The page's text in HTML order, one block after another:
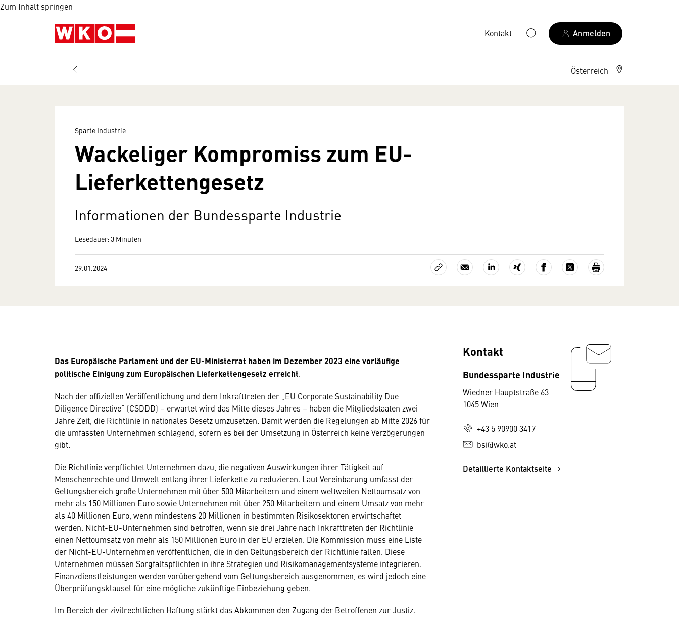
Zum Inhalt springen
Kontakt Anmelden
Österreich
Sparte Industrie
Wackeliger Kompromiss zum EU-
Lieferkettengesetz
Informationen der Bundessparte Industrie
Lesedauer: 3 Minuten
29.01.2024
Das Europäische Parlament und der EU-Ministerrat haben im Dezember 2023 eine vorläufige
politische Einigung zum Europäischen Lieferkettengesetz erreicht.
Nach der offiziellen Veröffentlichung und dem Inkrafttreten der „EU Corporate Sustainability Due
Diligence Directive“ (CSDDD) – erwartet wird das Mitte dieses Jahres – haben die Mitgliedstaaten zwei
Jahre Zeit, die Richtlinie in nationales Gesetz umzusetzen. Damit werden die Regelungen ab Mitte 2026 für
die umfassten Unternehmen schlagend, sofern es bei der Umsetzung in Österreich keine Verzögerungen
gibt.
Die Richtlinie verpflichtet Unternehmen dazu, die negativen Auswirkungen ihrer Tätigkeit auf
Menschenrechte und Umwelt entlang ihrer Lieferkette zu reduzieren. Laut Vereinbarung umfasst der
Geltungsbereich große Unternehmen mit über 500 Mitarbeitern und einem weltweiten Nettoumsatz von
mehr als 150 Millionen Euro sowie Unternehmen mit über 250 Mitarbeitern und einem Umsatz von mehr
als 40 Millionen Euro, wenn mindestens 20 Millionen in bestimmten Risikosektoren erwirtschaftet
werden. Nicht-EU-Unternehmen sind betroffen, wenn sie drei Jahre nach Inkrafttreten der Richtlinie
einen Nettoumsatz von mehr als 150 Millionen Euro in der EU erzielen. Die Kommission muss eine Liste
der Nicht-EU-Unternehmen veröffentlichen, die in den Geltungsbereich der Richtlinie fallen. Diese
Unternehmen müssen Sorgfaltspflichten in ihre Strategien und Risikomanagementsysteme integrieren.
Finanzdienstleistungen werden vorübergehend vom Geltungsbereich ausgenommen, es wird jedoch eine
Überprüfungsklausel für eine mögliche zukünftige Einbeziehung geben.
Im Bereich der zivilrechtlichen Haftung stärkt das Abkommen den Zugang der Betroffenen zur Justiz.
Kontakt
Bundessparte Industrie
Wiedner Hauptstraße 63
1045 Wien
+43 5 90900 3417
bsi@wko.at
Detaillierte Kontaktseite